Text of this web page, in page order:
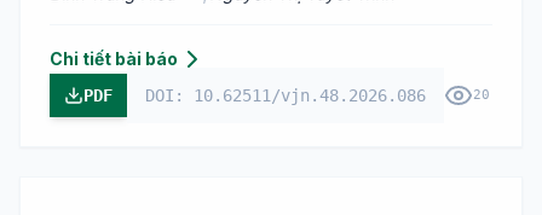
Chi tiết bài báo
PDF DOI: 10.62511/vjn.48.2026.086 20